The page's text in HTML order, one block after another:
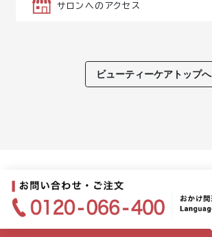
サロンへのアクセス
ビューティーケアトップへ